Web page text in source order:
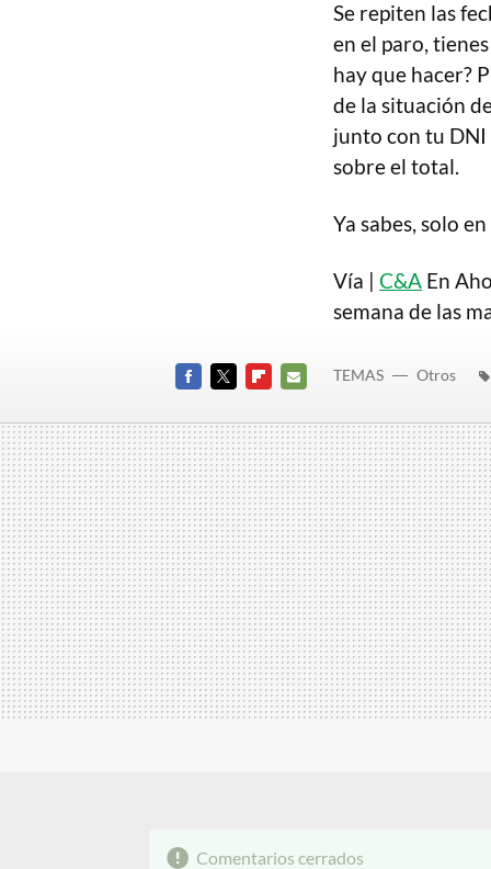
Se repiten las
en el paro,
hay que hacer?
de la situación
junto con tu DNI
sobre el total.
Ya sabes, solo
Vía | C&A En
semana de las
MAIL
TEMAS Otros
Comentarios cerrados